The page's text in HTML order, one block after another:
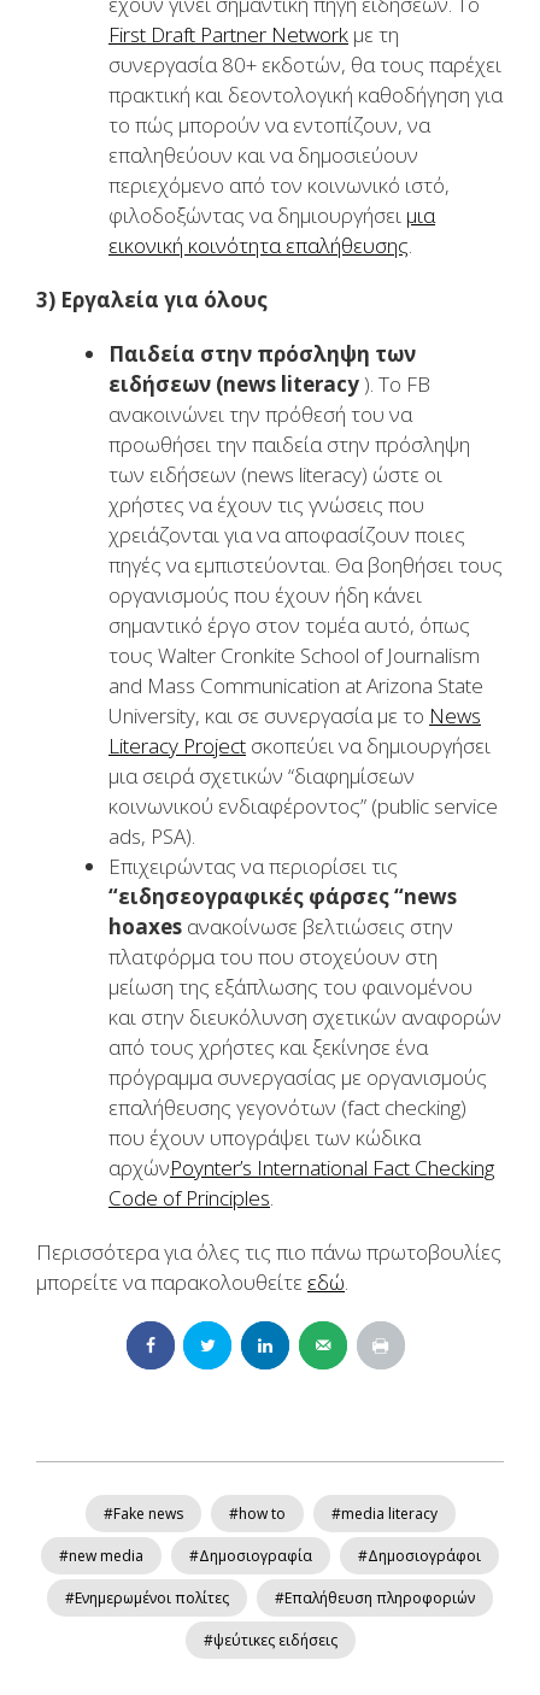
First Draft Partner Network με τη
συνεργασία 80+ εκδοτών, θα τους παρέχει
πρακτική και δεοντολογική καθοδήγηση για
το πώς μπορούν να εντοπίζουν, να
επαληθεύουν και να δημοσιεύουν
περιεχόμενο από τον κοινωνικό ιστό,
φιλοδοξώντας να δημιουργήσει μια
εικονική κοινότητα επαλήθευσης.
3) Εργαλεία για όλους
Παιδεία στην πρόσληψη των
ειδήσεων (news literacy). Το FB
ανακοινώνει την πρόθεσή του να
προωθήσει την παιδεία στην πρόσληψη
των ειδήσεων (news literacy) ώστε οι
χρήστες να έχουν τις γνώσεις που
χρειάζονται για να αποφασίζουν ποιες
πηγές να εμπιστεύονται. Θα βοηθήσει τους
οργανισμούς που έχουν ήδη κάνει
σημαντικό έργο στον τομέα αυτό, όπως
τους Walter Cronkite School of Journalism
and Mass Communication at Arizona State
University, και σε συνεργασία με το News
Literacy Project σκοπεύει να δημιουργήσει
μια σειρά σχετικών “διαφημίσεων
κοινωνικού ενδιαφέροντος” (public service
ads, PSA).
Επιχειρώντας να περιορίσει τις
“ειδησεογραφικές φάρσες “news
hoaxes ανακοίνωσε βελτιώσεις στην
πλατφόρμα του που στοχεύουν στη
μείωση της εξάπλωσης του φαινομένου
και στην διευκόλυνση σχετικών αναφορών
από τους χρήστες και ξεκίνησε ένα
πρόγραμμα συνεργασίας με οργανισμούς
επαλήθευσης γεγονότων (fact checking)
που έχουν υπογράψει των κώδικα
αρχώνPoynter’s International Fact Checking
Code of Principles.
Περισσότερα για όλες τις πιο πάνω πρωτοβουλίες
μπορείτε να παρακολουθείτε εδώ.
#Fake news #how to #media literacy
#new media #Δημοσιογραφία #Δημοσιογράφοι
#Ενημερωμένοι πολίτες #Επαλήθευση πληροφοριών
#ψεύτικες ειδήσεις